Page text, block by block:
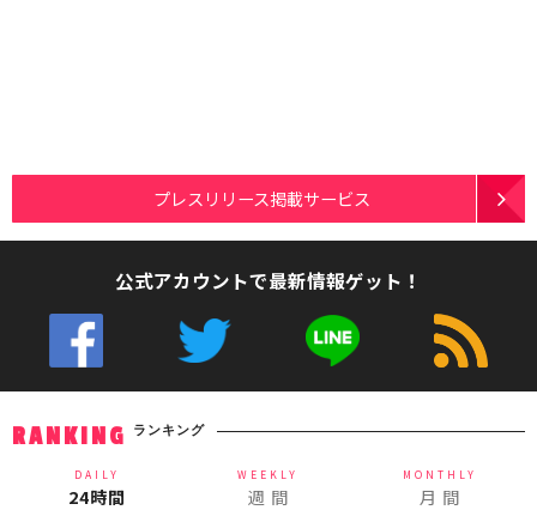
プレスリリース掲載サービス
公式アカウントで最新情報ゲット！
RANKING ランキング
DAILY
24時間
WEEKLY
週 間
MONTHLY
月 間